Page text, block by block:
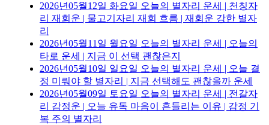
2026년05월12일 화요일 오늘의 별자리 운세 | 천칭자
리 재회운 | 물고기자리 재회 흐름 | 재회운 강한 별자
리
2026년05월11일 월요일 오늘의 별자리 운세 | 오늘의
타로 운세 | 지금 이 선택 괜찮은지
2026년05월10일 일요일 오늘의 별자리 운세 | 오늘 결
정 미뤄야 할 별자리 | 지금 선택해도 괜찮을까 운세
2026년05월09일 토요일 오늘의 별자리 운세 | 전갈자
리 감정운 | 오늘 유독 마음이 흔들리는 이유 | 감정 기
복 주의 별자리